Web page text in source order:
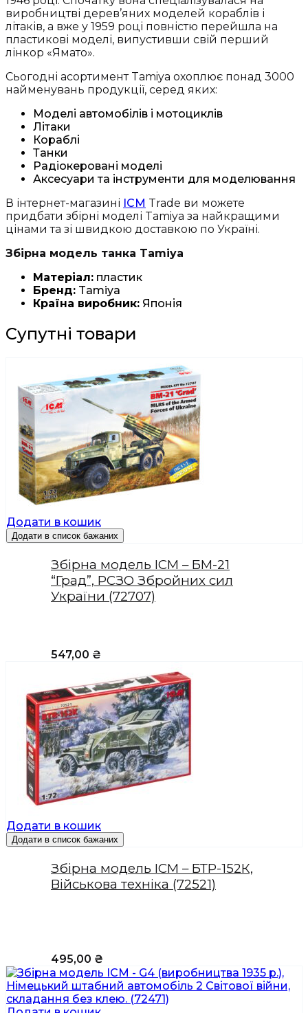
виробництві дерев’яних моделей кораблів і
літаків, а вже у 1959 році повністю перейшла на
пластикові моделі, випустивши свій перший
лінкор «Ямато».
Сьогодні асортимент Tamiya охоплює понад 3000
найменувань продукції, серед яких:
Моделі автомобілів і мотоциклів
Літаки
Кораблі
Танки
Радіокеровані моделі
Аксесуари та інструменти для моделювання
В інтернет-магазині ICM Trade ви можете
придбати збірні моделі Tamiya за найкращими
цінами та зі швидкою доставкою по Україні.
Збірна модель танка Tamiya
Матеріал: пластик
Бренд: Tamiya
Країна виробник: Японія
Супутні товари
Додати в кошик
Додати в список бажаних
Збірна модель ICM – БМ-21
“Град”, РСЗО Збройних сил
України (72707)
547,00 ₴
Додати в кошик
Додати в список бажаних
Збірна модель ICM – БТР-152К,
Військова техніка (72521)
495,00 ₴